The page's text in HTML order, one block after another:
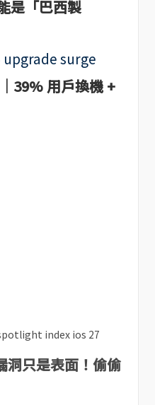
是「巴西製
39% 用戶換機 +
洞只是表面！偷偷